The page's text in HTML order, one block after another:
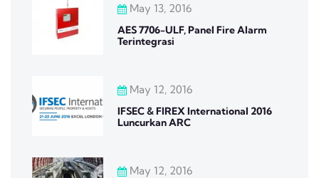
May 13, 2016
AES 7706-ULF, Panel Fire Alarm
Terintegrasi
May 12, 2016
IFSEC & FIREX International 2016
Luncurkan ARC
May 12, 2016